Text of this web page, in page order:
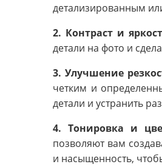
детализированным
2. Контраст и
детали на фото и
3. Улучшение
четким и
детали и устранить
4. Тонировка и
позволяют вам
и насыщенность,